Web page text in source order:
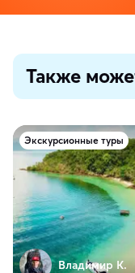
Также
Экскурсионные туры
Владимир К.